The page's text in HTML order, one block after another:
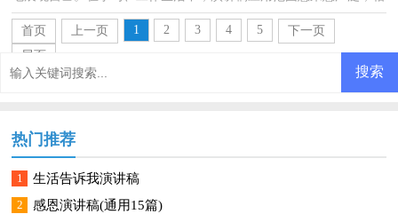
信很多朋友都对写演讲稿感到非常苦恼吧，以下是小编...
首页 上一页 1 2 3 4 5
下一页
尾页
热门推荐
1 生活告诉我演讲稿
2 感恩演讲稿(通用15篇)